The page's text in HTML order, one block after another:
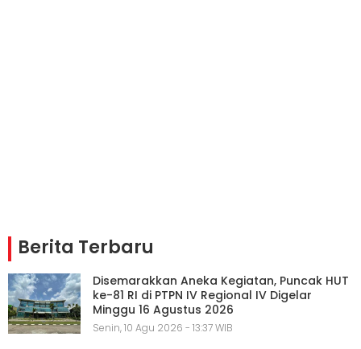
Berita Terbaru
Disemarakkan Aneka Kegiatan, Puncak HUT
ke-81 RI di PTPN IV Regional IV Digelar
Minggu 16 Agustus 2026
Senin, 10 Agu 2026 - 13:37 WIB